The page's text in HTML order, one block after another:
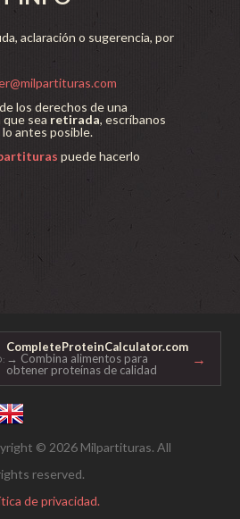
aclaración o sugerencia, por
los derechos de una
sea retirada, escríbanos
lo antes posible.
puede hacerlo
CompleteProteinCalculator.com
→ Combina alimentos para
obtener proteínas de calidad
→
© 2026 Milpartituras. All
reserved.
de privacidad.